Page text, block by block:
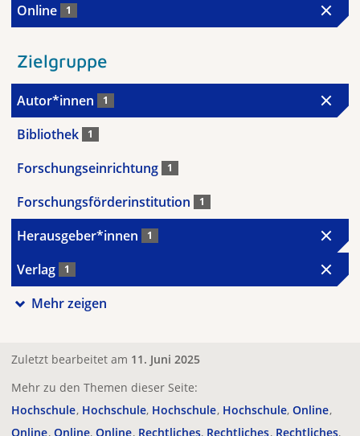
Online 1
Zielgruppe
Autor*innen 1
Bibliothek 1
Forschungseinrichtung 1
Forschungsförderinstitution 1
Herausgeber*innen 1
Verlag 1
Mehr zeigen
Zuletzt bearbeitet am 11. Juni 2025
Mehr zu den Themen dieser Seite:
Hochschule Hochschule Hochschule Hochschule Online
Online Online Online Rechtliches Rechtliches Rechtliches